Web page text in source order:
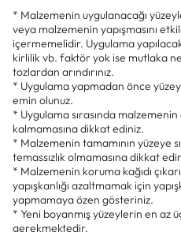
* Malzemenin uygulanacağı
veya malzemenin yapışmasını
içermemelidir. Uygulama
kirlilik vb. faktör yok ise mutlaka
tozlardan arındırınız.
* Uygulama yapmadan önce
emin olunuz.
* Uygulama sırasında
kalmamasına dikkat ediniz.
* Malzemenin tamamının yüzeye
temassızlık olmamasına dikkat
* Malzemenin koruma kağıdı
yapışkanlığı azaltmamak için
yapmamaya özen gösteriniz.
* Yeni boyanmış yüzeylerin en az
gerekmektedir.